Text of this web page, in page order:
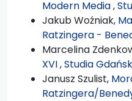
Modern Media,
Jakub Woźniak,
Ratzingera -
Marcelina
XVI,Studia
Janusz Szulist,
Ratzingera/